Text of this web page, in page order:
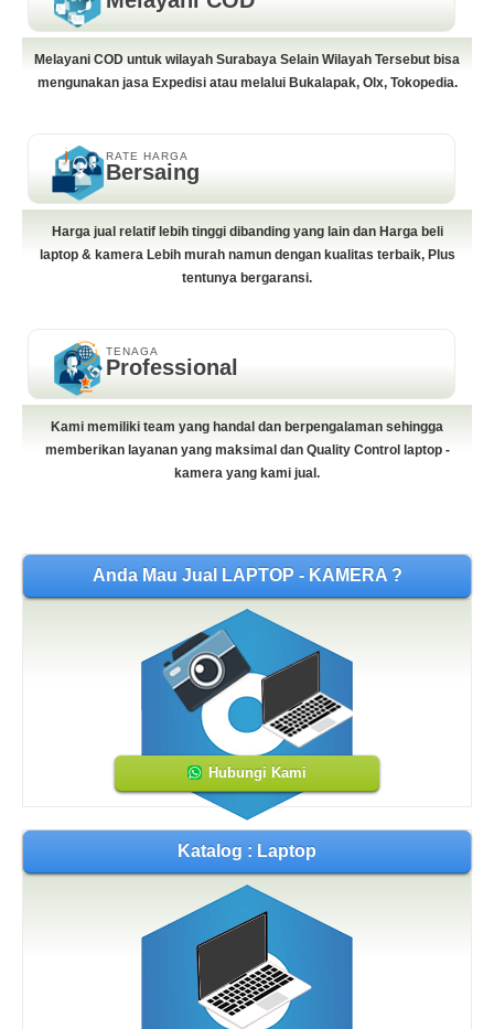
Melayani COD untuk wilayah Surabaya Selain Wilayah Tersebut bisa
mengunakan jasa Expedisi atau melalui Bukalapak, Olx, Tokopedia.
RATE HARGA
Bersaing
Harga jual relatif lebih tinggi dibanding yang lain dan Harga beli
laptop & kamera Lebih murah namun dengan kualitas terbaik, Plus
tentunya bergaransi.
TENAGA
Professional
Kami memiliki team yang handal dan berpengalaman sehingga
memberikan layanan yang maksimal dan Quality Control laptop -
kamera yang kami jual.
Anda Mau Jual LAPTOP - KAMERA ?
Hubungi Kami
Katalog : Laptop